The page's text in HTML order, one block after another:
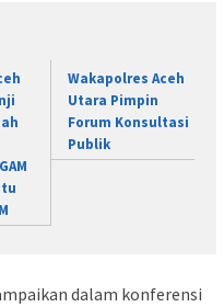
Wakapolres Aceh
Utara Pimpin
Forum Konsultasi
Publik
dalam konferensi